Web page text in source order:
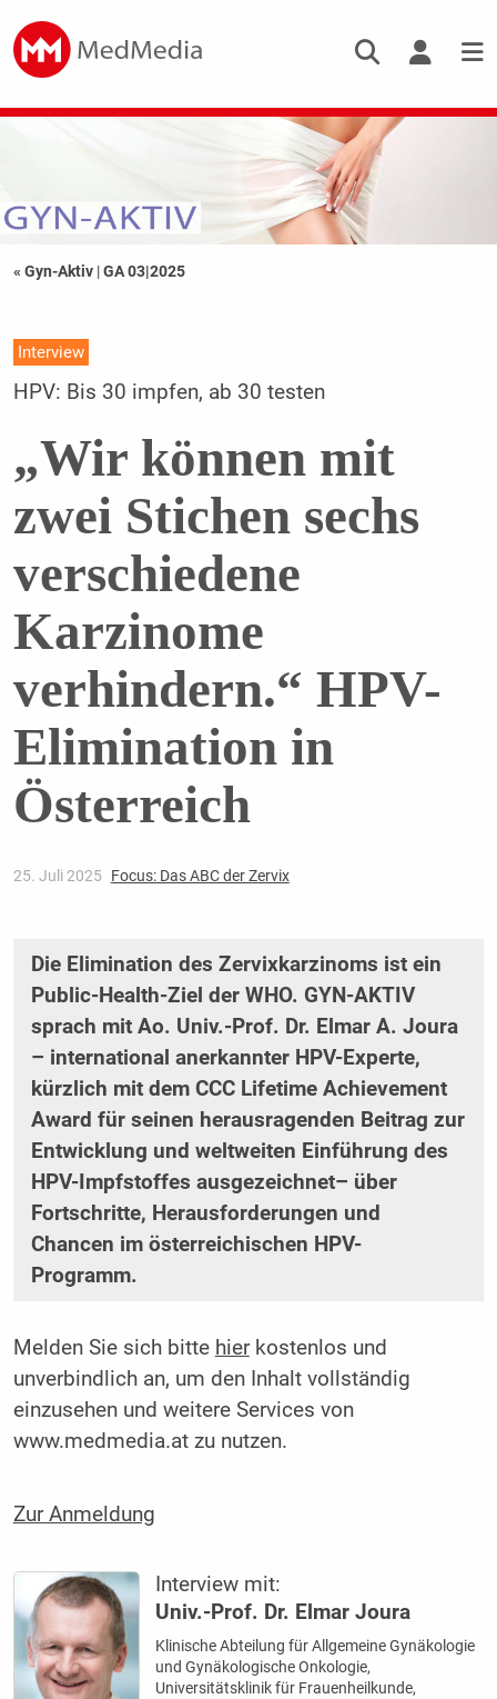
« Gyn-Aktiv |GA 03|2025
Interview
HPV: Bis 30 impfen, ab 30 testen
„Wir können mit
zwei Stichen sechs
verschiedene
Karzinome
verhindern.“ HPV-
Elimination in
Österreich
25. Juli 2025 Focus: Das ABC der Zervix
Die Elimination des Zervixkarzinoms ist ein
Public-Health-Ziel der WHO. GYN-AKTIV
sprach mit Ao. Univ.-Prof. Dr. Elmar A. Joura
– international anerkannter HPV-Experte,
kürzlich mit dem CCC Lifetime Achievement
Award für seinen herausragenden Beitrag zur
Entwicklung und weltweiten Einführung des
HPV-Impfstoffes ausgezeichnet– über
Fortschritte, Herausforderungen und
Chancen im österreichischen HPV-
Programm.
Melden Sie sich bitte hierkostenlos und
unverbindlich an, um den Inhalt vollständig
einzusehen und weitere Services von
www.medmedia.at zu nutzen.
Zur Anmeldung
Interview mit:
Univ.-Prof. Dr. Elmar Joura
Klinische Abteilung für Allgemeine Gynäkologie
und Gynäkologische Onkologie,
Universitätsklinik für Frauenheilkunde,